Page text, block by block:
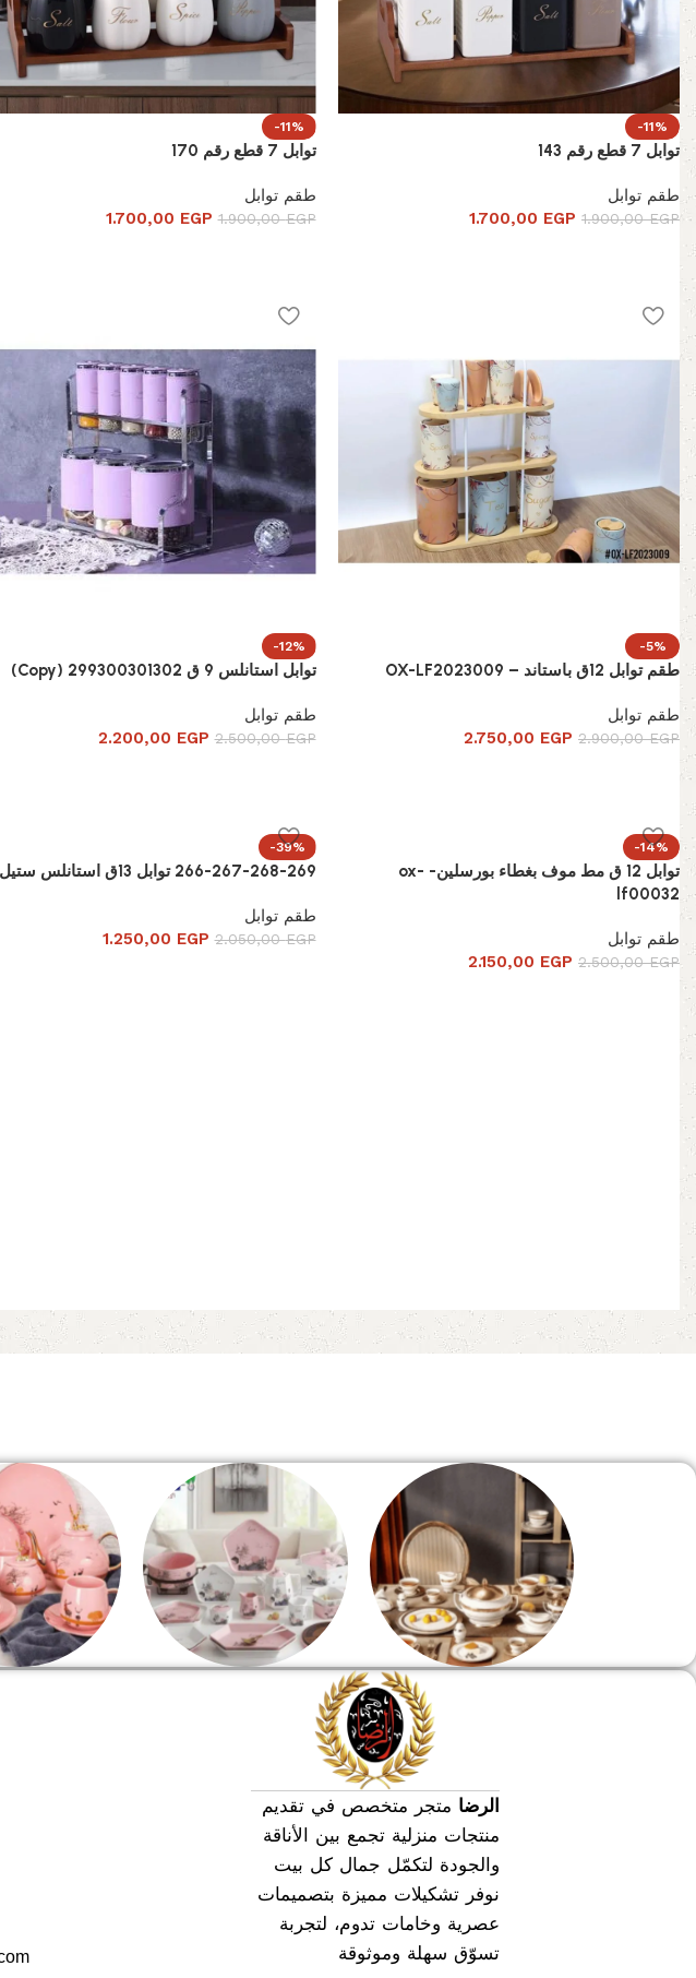
-11%
توابل 7 قطع رقم 143
طقم توابل
1.900,00EGP
1.700,00 EGP
-11%
توابل 7 قطع رقم 170
طقم توابل
1.900,00EGP
1.700,00 EGP
-5%
طقم توابل 12ق باستاند – OX-LF2023009
طقم توابل
2.900,00EGP
2.750,00 EGP
-12%
توابل استانلس 9 ق 299300301302 (Copy)
طقم توابل
2.500,00EGP
2.200,00 EGP
-14%
توابل 12 ق مط موف بغطاء بورسلين- ox-
lf00032
طقم توابل
2.500,00EGP
2.150,00 EGP
-39%
266-267-268-269 توابل 13ق استانلس ستيل
طقم توابل
2.050,00EGP
1.250,00 EGP
طقم عشاء
الرضا متجر متخصص في تقديم
منتجات منزلية تجمع بين الأناقة
والجودة لتكمّل جمال كل بيت
نوفر تشكيلات مميزة بتصميمات
عصرية وخامات تدوم، لتجربة
تسوّق سهلة وموثوقة